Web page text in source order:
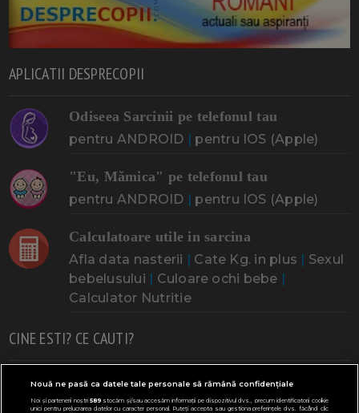
APLICATII DESPRECOPII
Odiseea Sarcinii pe telefonul tau
pentru ANDROID pentru IOS (Apple)
"Eu, Mămica" pe telefonul tau
pentru ANDROID pentru IOS (Apple)
Calculatoare utile in sarcina
Afla data nasterii Cate Kg. in plus
Sexul
bebelusului
Culoare ochi bebe
Calculator Nutritie
CINE ESTI? CE CAUTI?
Doresc un copil Adoptia Probleme cu sarcina
Urmeaza sa nasc Probleme alaptare Bebe plange
Nouă ne pasă ca datele tale personale să rămână confidențiale
Noi și partenerii noștri589stocăm și/sau accesăm informații pe dispozitivul dvs., precum identificatorii cookie
unici pentru prelucrarea datelor cu caracter personal. Puteți accepta sau gestiona preferințele dvs. făcând clic